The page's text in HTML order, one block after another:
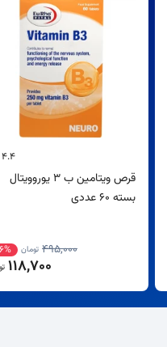
4.4
قرص ویتامین ب 3 یوروویتال
بسته 60 عددی
495,000 تومان
118,700